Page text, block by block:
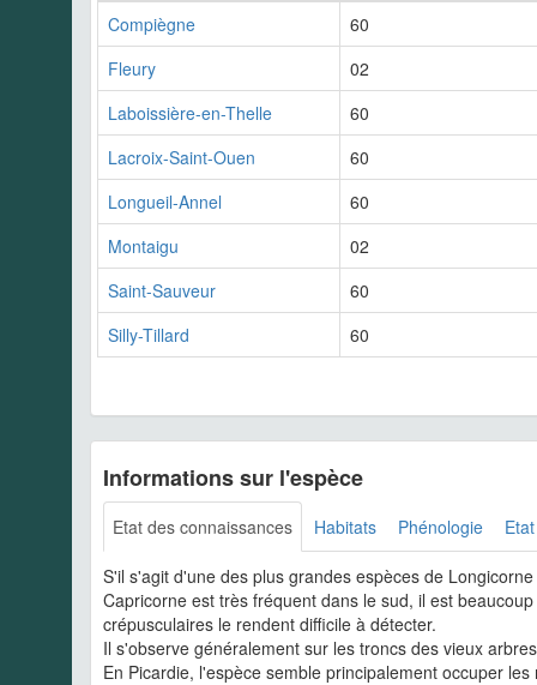
Compiègne
60
Fleury
02
Laboissière-en-Thelle
60
Lacroix-Saint-Ouen
60
Longueil-Annel
60
Montaigu
02
Saint-Sauveur
60
Silly-Tillard
60
Informations sur l'espèce
Etat des connaissances Habitats Phénologie
S'il s'agit d'une des plus grandes espèces de
Capricorne est très fréquent dans le sud, il est
crépusculaires le rendent difficile à détecter.
Il s'observe généralement sur les troncs des vieux
En Picardie, l'espèce semble principalement occuper